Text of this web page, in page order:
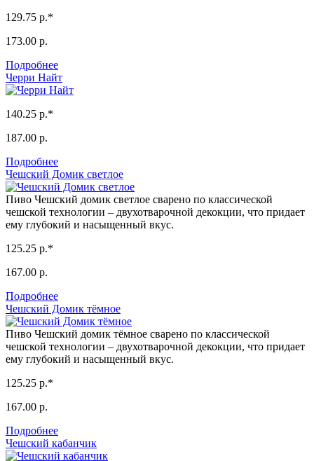
129.75 р.*
173.00 р.
Подробнее
Черри Найт
140.25 р.*
187.00 р.
Подробнее
Чешский Домик светлое
Пиво Чешский домик светлое сварено по классической
чешской технологии – двухотварочной декокции, что придает
ему глубокий и насыщенный вкус.
125.25 р.*
167.00 р.
Подробнее
Чешский Домик тёмное
Пиво Чешский домик тёмное сварено по классической
чешской технологии – двухотварочной декокции, что придает
ему глубокий и насыщенный вкус.
125.25 р.*
167.00 р.
Подробнее
Чешский кабанчик